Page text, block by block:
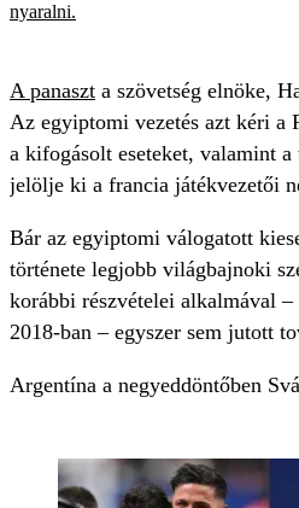
nyaralni.
A panaszt a szövetség elnöke,
Az egyiptomi vezetés azt kéri
a kifogásolt eseteket, valamint a
jelölje ki a francia játékvezetői
Bár az egyiptomi válogatott
története legjobb világbajnoki
korábbi részvételei alkalmával –
2018-ban – egyszer sem jutott
Argentína a negyeddöntőben